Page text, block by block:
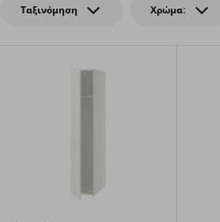
Ταξινόμηση Χρώμα: